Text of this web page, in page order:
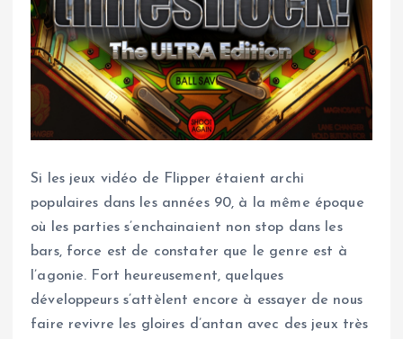
Si les jeux vidéo de Flipper étaient archi
populaires dans les années 90, à la même époque
où les parties s’enchainaient non stop dans les
bars, force est de constater que le genre est à
l’agonie. Fort heureusement, quelques
développeurs s’attèlent encore à essayer de nous
faire revivre les gloires d’antan avec des jeux très